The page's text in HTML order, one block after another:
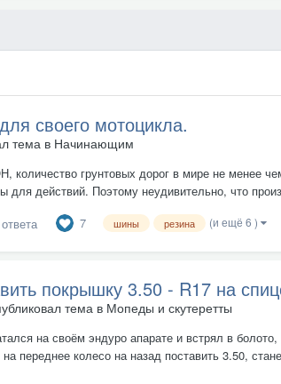
своего мотоцикла.
тема в Начинающим
количество грунтовых дорог в мире не менее
для действий. Поэтому неудивительно, что
7 шины резина (и ещё 6 )
покрышку 3.50 - R17 на
тема в Мопеды и скутеретты
на своём эндуро апарате и встрял в
переднее колесо на назад поставить 3.50,